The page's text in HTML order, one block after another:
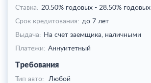
Ставка: 20.50% годовых - 28.50% годовых
Срок кредитования: до 7 лет
Выдача: На счет заемщика, наличными
Платежи: Аннуитетный
Требования
Тип авто:
Любой